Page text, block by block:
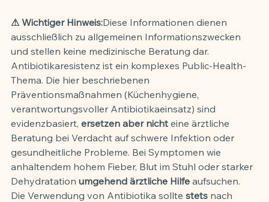
⚠ Wichtiger Hinweis:Diese Informationen dienen
ausschließlich zu allgemeinen Informationszwecken
und stellen keine medizinische Beratung dar.
Antibiotikaresistenz ist ein komplexes Public-Health-
Thema. Die hier beschriebenen
Präventionsmaßnahmen (Küchenhygiene,
verantwortungsvoller Antibiotikaeinsatz) sind
evidenzbasiert, ersetzen aber nicht eine ärztliche
Beratung bei Verdacht auf schwere Infektion oder
gesundheitliche Probleme. Bei Symptomen wie
anhaltendem hohem Fieber, Blut im Stuhl oder starker
Dehydratation umgehend ärztliche Hilfe aufsuchen.
Die Verwendung von Antibiotika sollte stets nach